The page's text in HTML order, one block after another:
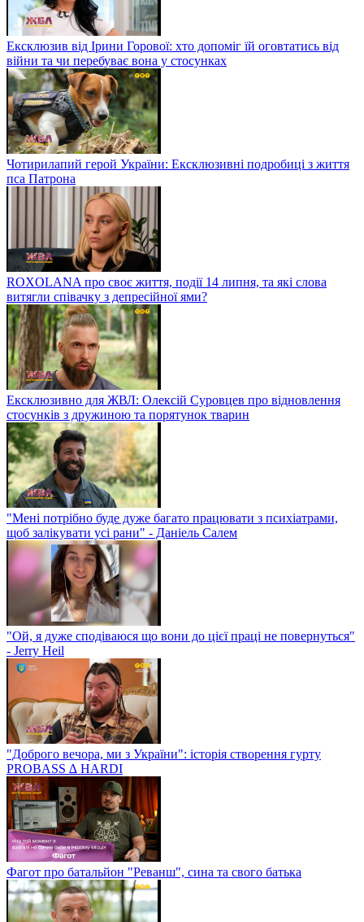
Ексклюзив від Ірини Горової: хто допоміг їй оговтатись від
війни та чи перебуває вона у стосунках
Чотирилапий герой України: Ексклюзивні подробиці з життя
пса Патрона
ROXOLANA про своє життя, події 14 липня, та які слова
витягли співачку з депресійної ями?
Ексклюзивно для ЖВЛ: Олексій Суровцев про відновлення
стосунків з дружиною та порятунок тварин
"Мені потрібно буде дуже багато працювати з психіатрами,
щоб залікувати усі рани" - Даніель Салем
"Ой, я дуже сподіваюся що вони до цієї праці не повернуться"
- Jerry Heil
"Доброго вечора, ми з України": історія створення гурту
PROBASS ∆ HARDI
Фагот про батальйон "Реванш", сина та свого батька